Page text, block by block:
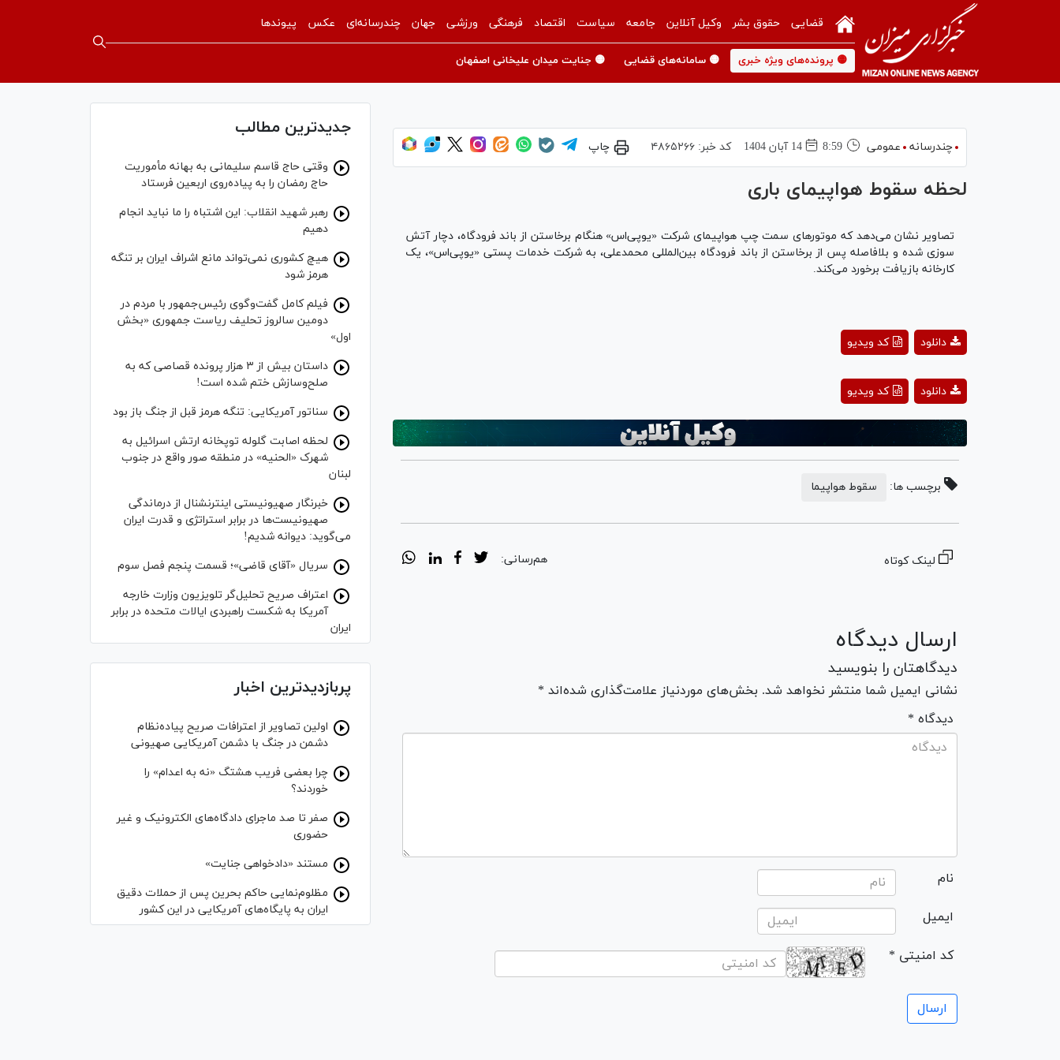
قضایی حقوق بشر وکیل آنلاین جامعه سیاست اقتصاد فرهنگی ورزشی جهان چندرسانه‌ای عکس پیوندها
🟡 پرونده‌های ویژه خبری 🟡 سامانه‌های قضایی 🟡 جنایت میدان علیخانی اصفهان
چندرسانه عمومی 8:59 14 آبان 1404 کد خبر:۴۸۶۵۲۶۶ چاپ
لحظه سقوط هواپیمای باری
تصاویر نشان می‌دهد که موتور‌های سمت چپ هواپیمای شرکت «یو‌پی‌اس» هنگام برخاستن از باند فرودگاه، دچار آتش
سوزی شده و بلافاصله پس از برخاستن از باند فرودگاه بین‌المللی محمدعلی، به شرکت خدمات پستی «یو‌پی‌اس»، یک
کارخانه بازیافت برخورد می‌کند.
کد ویدیو دانلود
Video
کد ویدیو دانلود
برچسب ها: سقوط هواپیما
لینک کوتاه هم‌رسانی:
ارسال دیدگاه
دیدگاهتان را بنویسید
نشانی ایمیل شما منتشر نخواهد شد. بخش‌های موردنیاز علامت‌گذاری شده‌اند *
* دیدگاه
نام
ایمیل
* کد امنیتی
جدیدترین مطالب
وقتی حاج قاسم سلیمانی به بهانه مأموریت
حاج رمضان را به پیاده‌روی اربعین فرستاد
رهبر شهید انقلاب: این اشتباه را ما نباید انجام
دهیم
هیچ کشوری نمی‌تواند مانع اشراف ایران بر تنگه
هرمز شود
فیلم کامل گفت‌وگوی رئیس‌جمهور با مردم در
دومین سالروز تحلیف ریاست جمهوری «بخش
اول»
داستان بیش از ۳ هزار پرونده قصاصی که به
صلح‌وسازش ختم شده است!
سناتور آمریکایی: تنگه هرمز قبل از جنگ باز بود
لحظه اصابت گلوله توپخانه ارتش اسرائیل به
شهرک «الحنیه» در منطقه صور واقع در جنوب
لبنان
خبرنگار صهیونیستی اینترنشنال از درماندگی
صهیونیست‌ها در برابر استراتژی و قدرت ایران
می‌گوید: دیوانه شدیم!
سریال «آقای قاضی»؛ قسمت پنجم فصل سوم
اعتراف صریح تحلیل‌گر تلویزیون وزارت خارجه
آمریکا به شکست راهبردی ایالات متحده در برابر
ایران
پربازدیدترین اخبار
اولین تصاویر از اعترافات صریح پیاده‌نظام‌
دشمن در جنگ با دشمن آمریکایی صهیونی
چرا بعضی فریب هشتگ «نه به اعدام» را
خوردند؟
صفر تا صد ماجرای دادگاه‌های الکترونیک و غیر
حضوری
مستند «دادخواهی جنایت»
مظلوم‌نمایی حاکم بحرین پس از حملات دقیق
ایران به پایگاه‌های آمریکایی در این کشور